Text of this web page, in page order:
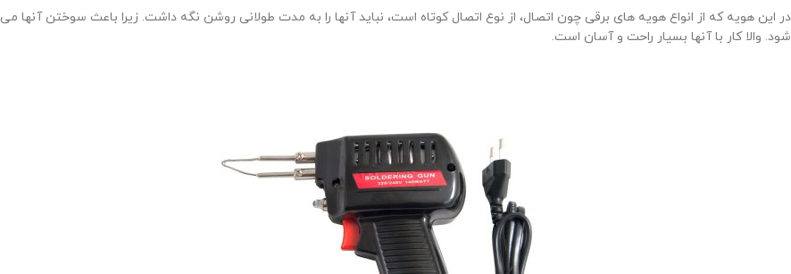
در این هویه که از انواع هویه های برقی چون اتصال، از نوع اتصال کوتاه است، نباید آنها را به مدت طولانی روشن نگه داشت. زیرا باعث سوختن آنها می
شود. والا کار با آنها بسیار راحت و آسان است.